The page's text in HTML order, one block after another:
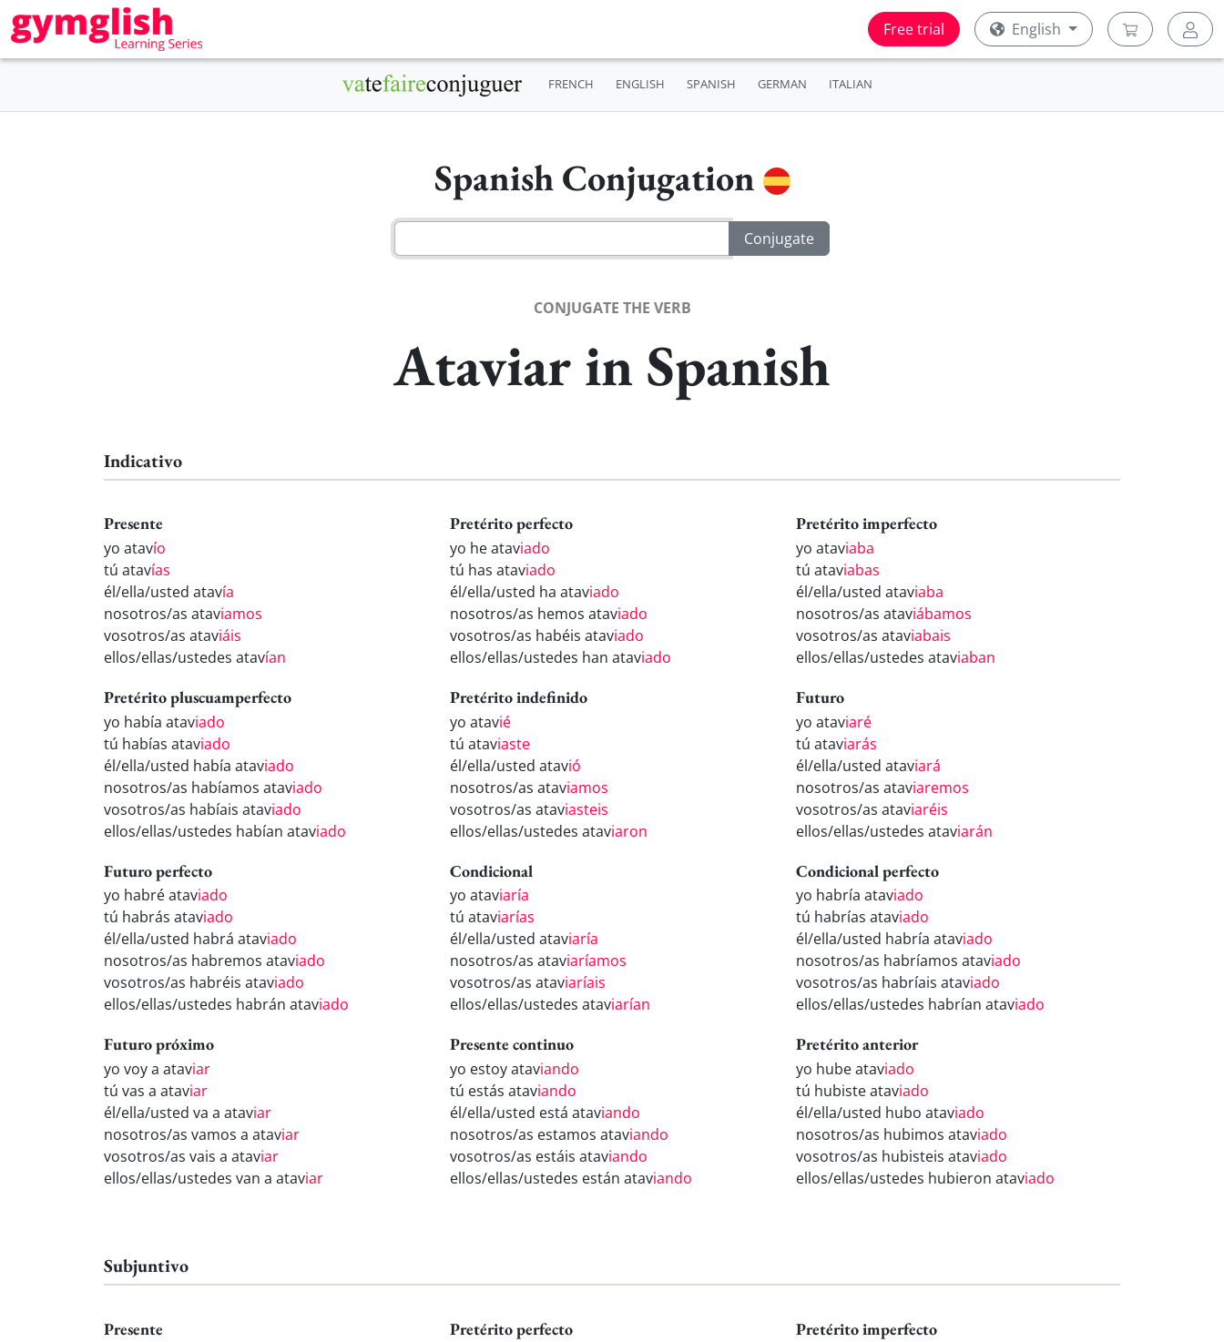
Free trial English
FRENCH ENGLISH SPANISH GERMAN ITALIAN
Spanish Conjugation
CONJUGATE THE VERB
Ataviar in Spanish
Indicativo
Presente
yo atavío
tú atavías
él/ella/usted atavía
nosotros/as ataviamos
vosotros/as ataviáis
ellos/ellas/ustedes atavían
Pretérito perfecto
yo he ataviado
tú has ataviado
él/ella/usted ha ataviado
nosotros/as hemos ataviado
vosotros/as habéis ataviado
ellos/ellas/ustedes han ataviado
Pretérito imperfecto
yo ataviaba
tú ataviabas
él/ella/usted ataviaba
nosotros/as ataviábamos
vosotros/as ataviabais
ellos/ellas/ustedes ataviaban
Pretérito pluscuamperfecto
yo había ataviado
tú habías ataviado
él/ella/usted había ataviado
nosotros/as habíamos ataviado
vosotros/as habíais ataviado
ellos/ellas/ustedes habían ataviado
Pretérito indefinido
yo atavié
tú ataviaste
él/ella/usted atavió
nosotros/as ataviamos
vosotros/as ataviasteis
ellos/ellas/ustedes ataviaron
Futuro
yo ataviaré
tú ataviarás
él/ella/usted ataviará
nosotros/as ataviaremos
vosotros/as ataviaréis
ellos/ellas/ustedes ataviarán
Futuro perfecto
yo habré ataviado
tú habrás ataviado
él/ella/usted habrá ataviado
nosotros/as habremos ataviado
vosotros/as habréis ataviado
ellos/ellas/ustedes habrán ataviado
Condicional
yo ataviaría
tú ataviarías
él/ella/usted ataviaría
nosotros/as ataviaríamos
vosotros/as ataviaríais
ellos/ellas/ustedes ataviarían
Condicional perfecto
yo habría ataviado
tú habrías ataviado
él/ella/usted habría ataviado
nosotros/as habríamos ataviado
vosotros/as habríais ataviado
ellos/ellas/ustedes habrían ataviado
Futuro próximo
yo voy a ataviar
tú vas a ataviar
él/ella/usted va a ataviar
nosotros/as vamos a ataviar
vosotros/as vais a ataviar
ellos/ellas/ustedes van a ataviar
Presente continuo
yo estoy ataviando
tú estás ataviando
él/ella/usted está ataviando
nosotros/as estamos ataviando
vosotros/as estáis ataviando
ellos/ellas/ustedes están ataviando
Pretérito anterior
yo hube ataviado
tú hubiste ataviado
él/ella/usted hubo ataviado
nosotros/as hubimos ataviado
vosotros/as hubisteis ataviado
ellos/ellas/ustedes hubieron ataviado
Subjuntivo
Presente Pretérito perfecto Pretérito imperfecto